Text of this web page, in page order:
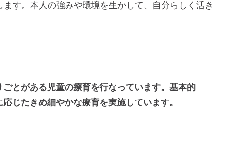
す。本人の強みや環境を生かして、自分らしく活き
とがある児童の療育を⾏なっています。基本的
じたきめ細やかな療育を実施しています。